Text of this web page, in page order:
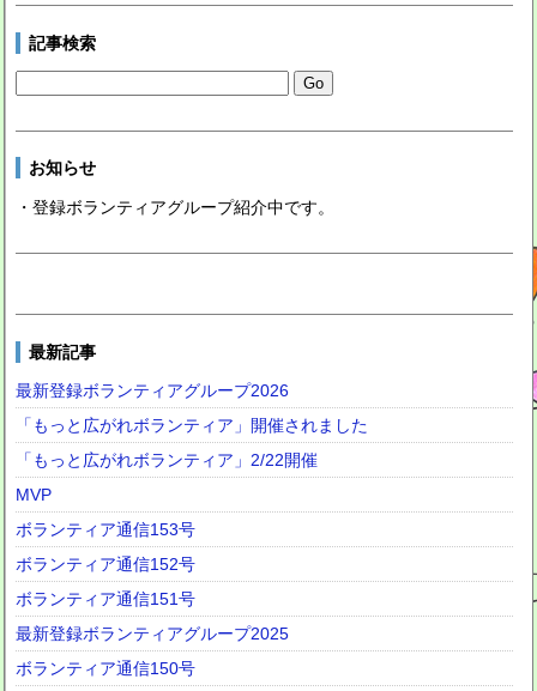
記事検索
お知らせ
・登録ボランティアグループ紹介中です。
最新記事
最新登録ボランティアグループ2026
「もっと広がれボランティア」開催されました
「もっと広がれボランティア」2/22開催
MVP
ボランティア通信153号
ボランティア通信152号
ボランティア通信151号
最新登録ボランティアグループ2025
ボランティア通信150号